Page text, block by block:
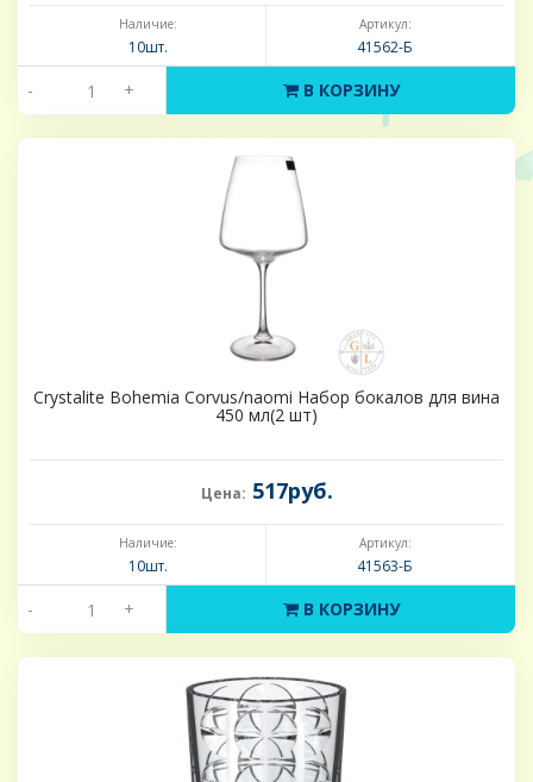
Наличие:
10шт.
Артикул:
41562-Б
- + В КОРЗИНУ
Crystalite Bohemia Corvus/naomi Набор бокалов для вина
450 мл(2 шт)
Цена: 517руб.
Наличие:
10шт.
Артикул:
41563-Б
- + В КОРЗИНУ